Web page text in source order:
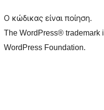
Ο κώδικας είναι ποίηση.
The WordPress® trademark
WordPress Foundation.